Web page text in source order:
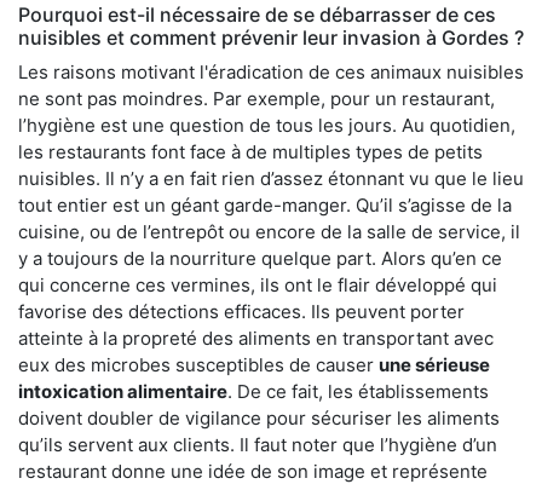
Pourquoi est-il nécessaire de se débarrasser de ces
nuisibles et comment prévenir leur invasion à Gordes ?
Les raisons motivant l'éradication de ces animaux nuisibles
ne sont pas moindres. Par exemple, pour un restaurant,
l’hygiène est une question de tous les jours. Au quotidien,
les restaurants font face à de multiples types de petits
nuisibles. Il n’y a en fait rien d’assez étonnant vu que le lieu
tout entier est un géant garde-manger. Qu’il s’agisse de la
cuisine, ou de l’entrepôt ou encore de la salle de service, il
y a toujours de la nourriture quelque part. Alors qu’en ce
qui concerne ces vermines, ils ont le flair développé qui
favorise des détections efficaces. Ils peuvent porter
atteinte à la propreté des aliments en transportant avec
eux des microbes susceptibles de causer une sérieuse
intoxication alimentaire. De ce fait, les établissements
doivent doubler de vigilance pour sécuriser les aliments
qu’ils servent aux clients. Il faut noter que l’hygiène d’un
restaurant donne une idée de son image et représente